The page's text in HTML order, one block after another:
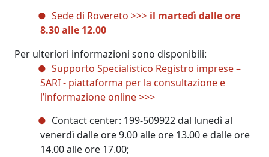
Sede di Rovereto >>> il martedì dalle ore
8.30 alle 12.00
Per ulteriori informazioni sono disponibili:
Supporto Specialistico Registro imprese –
SARI - piattaforma per la consultazione e
l’informazione online >>>
Contact center: 199-509922 dal lunedì al
venerdì dalle ore 9.00 alle ore 13.00 e dalle ore
14.00 alle ore 17.00;